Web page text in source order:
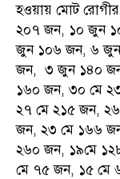
হওয়ায় মোট
২০৭ জন, ১০ জুন
জুন ১০৬ জন, ৬
জন, ৩ জুন ১৪০
১৬০ জন, ৩০ মে
২৭ মে ২১৫ জন,
জন, ২৩ মে ১৬৬
২৬০ জন, ১৯মে
মে ৭৫ জন, ১৫ মে